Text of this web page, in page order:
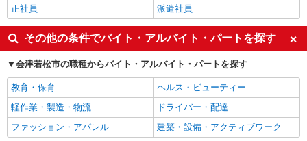
正社員
派遣社員
その他の条件でバイト・アルバイト・パートを探す
会津若松市の職種からバイト・アルバイト・パートを探す
教育・保育
ヘルス・ビューティー
軽作業・製造・物流
ドライバー・配達
ファッション・アパレル
建築・設備・アクティブワーク